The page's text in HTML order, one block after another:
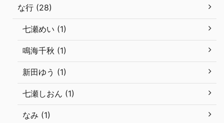
な行 (28)
七瀬めい (1)
鳴海千秋 (1)
新田ゆう (1)
七瀬しおん (1)
なみ (1)